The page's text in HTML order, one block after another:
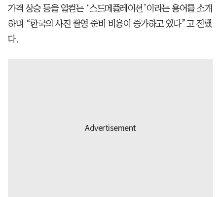
가격 상승 등을 일컫는 ‘스드메플레이션’이라는 용어를 소개
하며 “한국의 사진 촬영 준비 비용이 증가하고 있다”고 전했
다.